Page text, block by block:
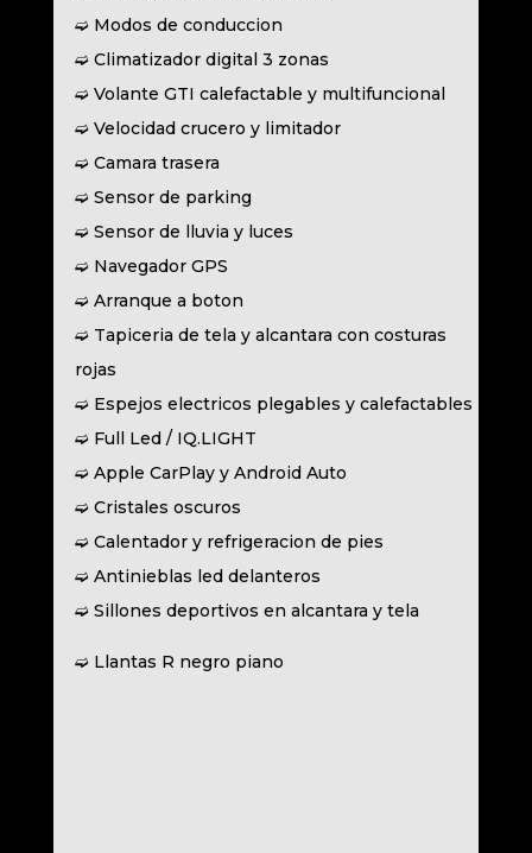
➫ Modos de conduccion
➫ Climatizador digital 3 zonas
➫ Volante GTI calefactable y multifuncional
➫ Velocidad crucero y limitador
➫ Camara trasera
➫ Sensor de parking
➫ Sensor de lluvia y luces
➫ Navegador GPS
➫ Arranque a boton
➫ Tapiceria de tela y alcantara con costuras
rojas
➫ Espejos electricos plegables y calefactables
➫ Full Led / IQ.LIGHT
➫ Apple CarPlay y Android Auto
➫ Cristales oscuros
➫ Calentador y refrigeracion de pies
➫ Antinieblas led delanteros
➫ Sillones deportivos en alcantara y tela
➫ Llantas R negro piano